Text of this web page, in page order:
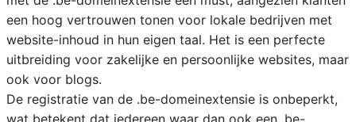
een hoog vertrouwen tonen voor lokale bedrijven met
website-inhoud in hun eigen taal. Het is een perfecte
uitbreiding voor zakelijke en persoonlijke websites, maar
ook voor blogs.
De registratie van de .be-domeinextensie is onbeperkt,
wat betekent dat iedereen waar dan ook een .be-